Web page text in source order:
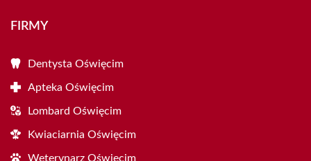
FIRMY
Dentysta Oświęcim
Apteka Oświęcim
Lombard Oświęcim
Kwiaciarnia Oświęcim
Weterynarz Oświęcim